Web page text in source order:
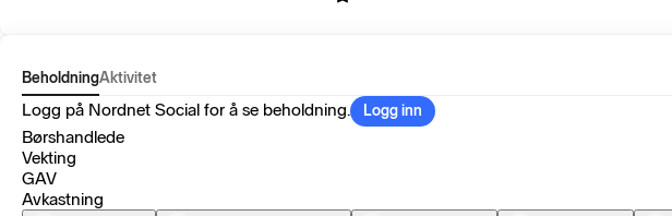
BeholdningAktivitet
Logg på Nordnet Social for å se beholdning. Logg inn
Børshandlede
Vekting
GAV
Avkastning